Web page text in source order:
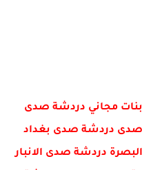
بنات مجاني دردشة صدى
دردشة صدى بغداد
دردشة صدى الانبار